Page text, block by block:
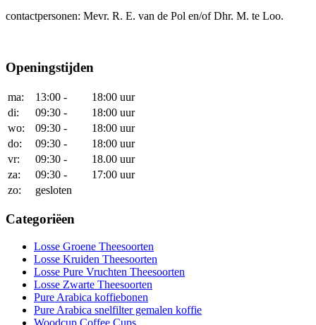
contactpersonen: Mevr. R. E. van de Pol en/of Dhr. M. te Loo.
Openingstijden
ma: 13:00 -
18:00 uur
di:
09:30 -
18:00 uur
wo:
09:30 -
18:00 uur
do:
09:30 -
18:00 uur
vr:
09:30 -
18.00 uur
za:
09:30 -
17:00 uur
zo:
gesloten
Categoriëen
Losse Groene Theesoorten
Losse Kruiden Theesoorten
Losse Pure Vruchten Theesoorten
Losse Zwarte Theesoorten
Pure Arabica koffiebonen
Pure Arabica snelfilter gemalen koffie
Woodcup Coffee Cups